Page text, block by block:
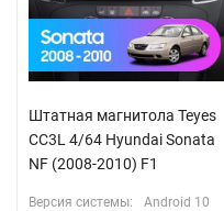
Штатная магнитола Teyes
CC3L 4/64 Hyundai Sonata
NF (2008-2010) F1
Версия системы: Android 10